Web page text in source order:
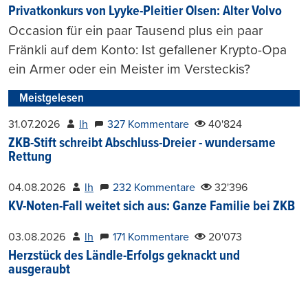
Privatkonkurs von Lyyke-Pleitier Olsen: Alter Volvo
Occasion für ein paar Tausend plus ein paar
Fränkli auf dem Konto: Ist gefallener Krypto-Opa
ein Armer oder ein Meister im Versteckis?
Meistgelesen
31.07.2026 lh 327 Kommentare 40'824
ZKB-Stift schreibt Abschluss-Dreier - wundersame
Rettung
04.08.2026 lh 232 Kommentare 32'396
KV-Noten-Fall weitet sich aus: Ganze Familie bei ZKB
03.08.2026 lh 171 Kommentare 20'073
Herzstück des Ländle-Erfolgs geknackt und
ausgeraubt